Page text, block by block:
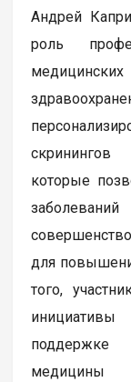
Андрей
роль
которые
для
того,
поддержке
медицины